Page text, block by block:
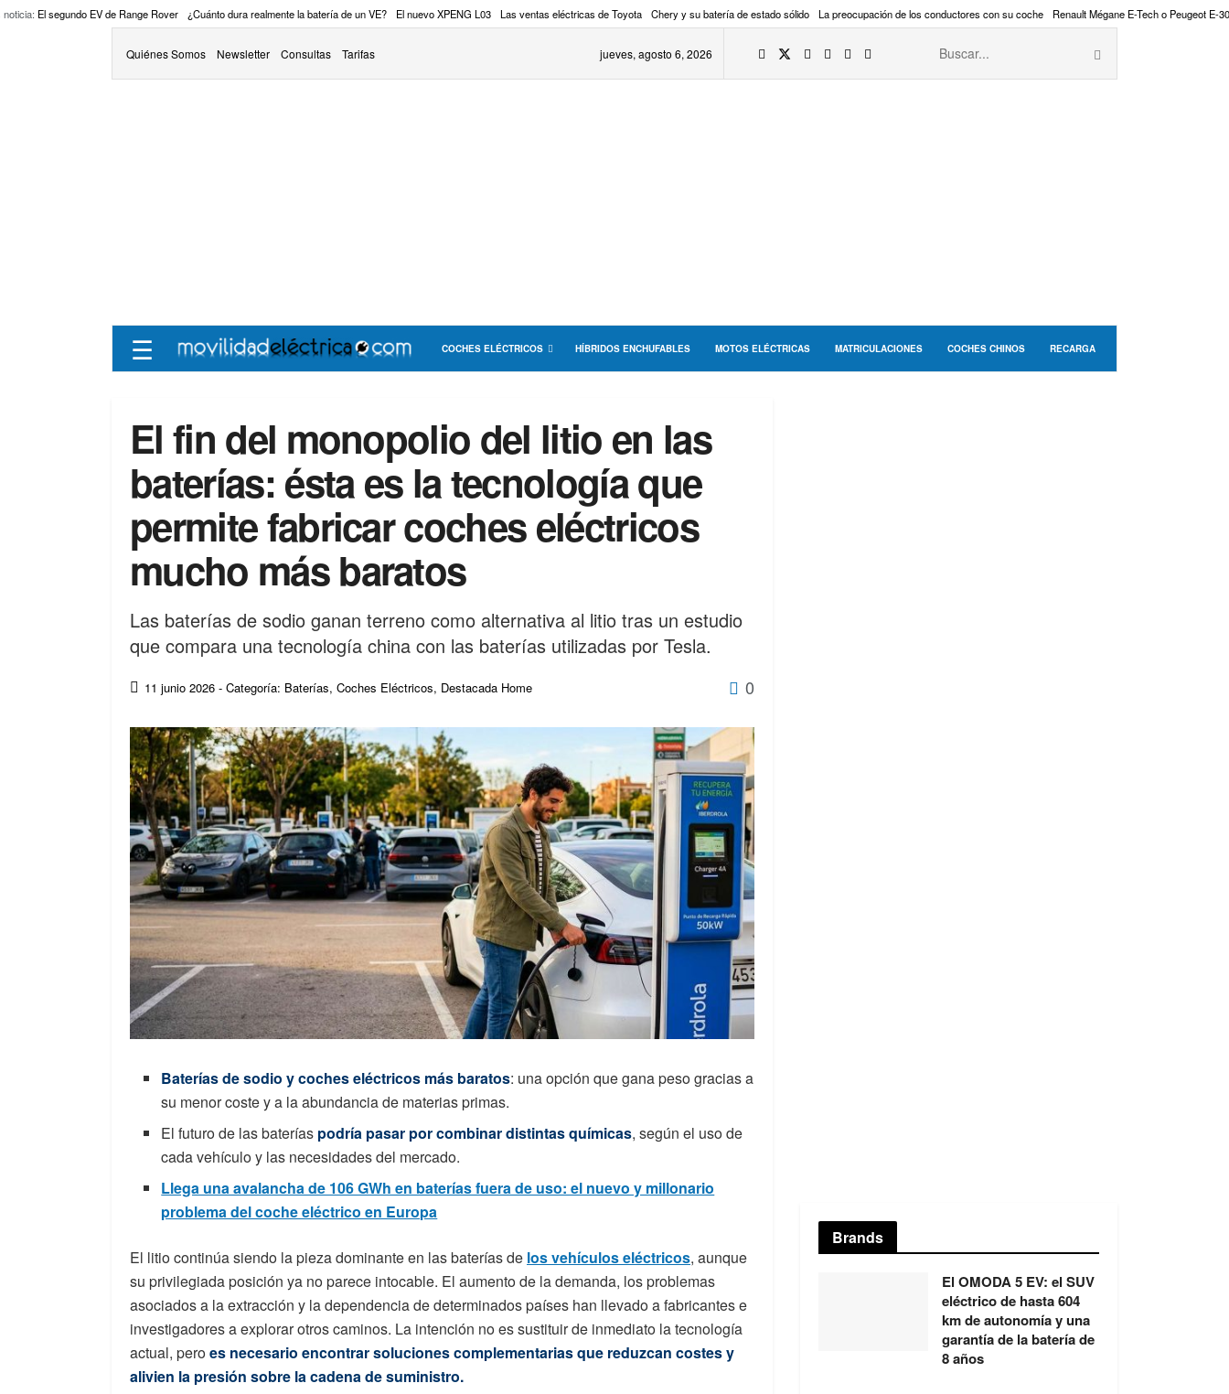
noticia: El segundo EV de Range Rover ¿Cuánto dura realmente la batería de un VE? El nuevo XPENG L03 Las ventas eléctricas de Toyota Chery y su batería de estado sólido La preocupación de los conductores con su coche Renault Mégane E-Tech o Peugeot E-
Quiénes Somos Newsletter Consultas Tarifas jueves, agosto 6, 2026
☰ COCHES ELÉCTRICOS HÍBRIDOS ENCHUFABLES MOTOS ELÉCTRICAS MATRICULACIONES COCHES CHINOS RECARGA
El fin del monopolio del litio en las
baterías: ésta es la tecnología que
permite fabricar coches eléctricos
mucho más baratos
Las baterías de sodio ganan terreno como alternativa al litio tras un estudio
que compara una tecnología china con las baterías utilizadas por Tesla.
11 junio 2026 - Categoría: Baterías, Coches Eléctricos, Destacada Home 0
Baterías de sodio y coches eléctricos más baratos: una opción que gana peso gracias a
su menor coste y a la abundancia de materias primas.
El futuro de las baterías podría pasar por combinar distintas químicas, según el uso de
cada vehículo y las necesidades del mercado.
Llega una avalancha de 106 GWh en baterías fuera de uso: el nuevo y millonario
problema del coche eléctrico en Europa
El litio continúa siendo la pieza dominante en las baterías de los vehículos eléctricos, aunque
su privilegiada posición ya no parece intocable. El aumento de la demanda, los problemas
asociados a la extracción y la dependencia de determinados países han llevado a fabricantes e
investigadores a explorar otros caminos. La intención no es sustituir de inmediato la tecnología
actual, peroes necesario encontrar soluciones complementarias que reduzcan costes y
alivien la presión sobre la cadena de suministro.
Brands
El OMODA 5 EV: el SUV
eléctrico de hasta 604
km de autonomía y una
garantía de la batería de
8 años